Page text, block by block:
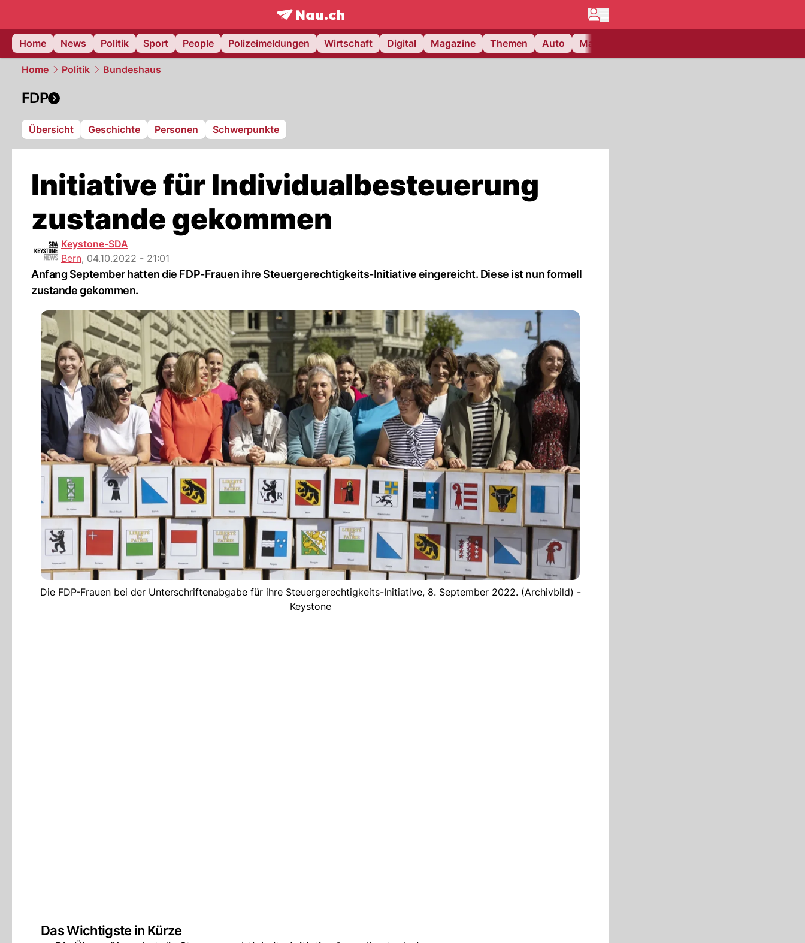
frontpage.NAU.ch
Home
News Politik Sport People Polizeimeldungen Wirtschaft Digital Magazine Themen Auto Matchcenter
Home Politik Bundeshaus
FDP
Übersicht Geschichte Personen Schwerpunkte
Initiative für Individualbesteuerung
zustande gekommen
Keystone-SDA
Bern, 04.10.2022 - 21:01
Anfang September hatten die FDP-Frauen ihre Steuergerechtigkeits-Initiative eingereicht. Diese ist nun formell
zustande gekommen.
Die FDP-Frauen bei der Unterschriftenabgabe für ihre Steuergerechtigkeits-Initiative, 8. September 2022. (Archivbild) -
Keystone
Das Wichtigste in Kürze